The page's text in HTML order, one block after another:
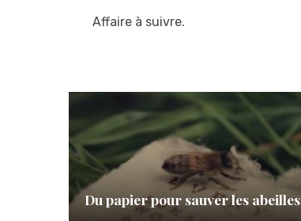
Affaire à suivre.
Du papier pour sauver les abeilles